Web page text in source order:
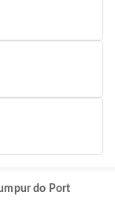
do Port